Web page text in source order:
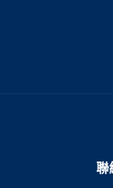
聯